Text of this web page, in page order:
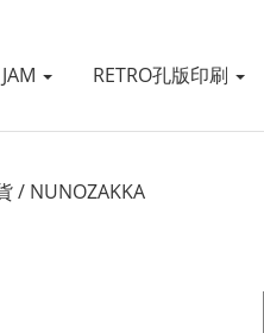
RETRO孔版印刷
/ NUNOZAKKA